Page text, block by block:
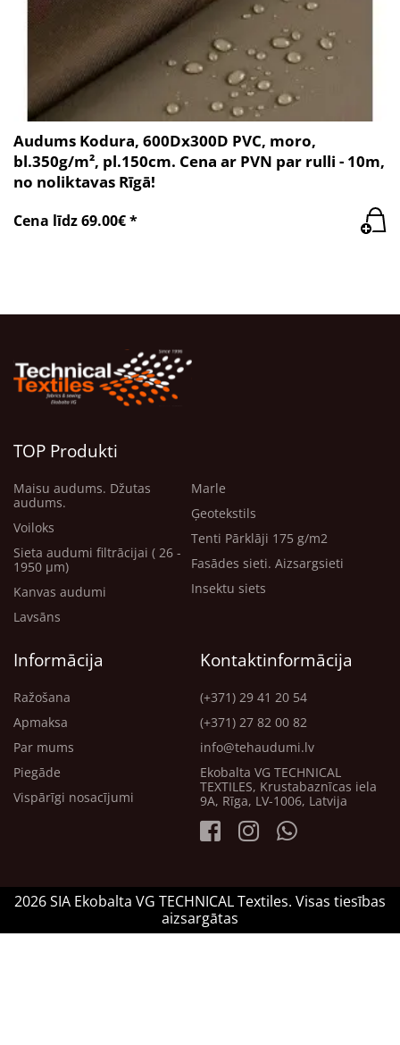
Audums Kodura, 600Dx300D PVC, moro,
bl.350g/m², pl.150cm. Cena ar PVN par rulli - 10m,
no noliktavas Rīgā!
Cena līdz 69.00€ *
TOP Produkti
Maisu audums. Džutas
audums.
Voiloks
Sieta audumi filtrācijai ( 26 -
1950 μm)
Kanvas audumi
Lavsāns
Marle
Ģeotekstils
Tenti Pārklāji 175 g/m2
Fasādes sieti. Aizsargsieti
Insektu siets
Informācija
Ražošana
Apmaksa
Par mums
Piegāde
Vispārīgi nosacījumi
Kontaktinformācija
(+371) 29 41 20 54
(+371) 27 82 00 82
info@tehaudumi.lv
Ekobalta VG TECHNICAL
TEXTILES, Krustabaznīcas iela
9A, Rīga, LV-1006, Latvija
2026 SIA Ekobalta VG TECHNICAL Textiles. Visas tiesības
aizsargātas